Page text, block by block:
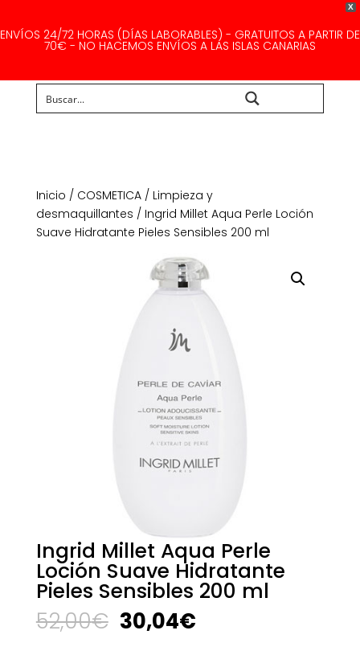
X
ENVÍOS 24/72 HORAS (DÍAS LABORABLES) - GRATUITOS A PARTIR DE
70€ - NO HACEMOS ENVÍOS A LAS ISLAS CANARIAS
Inicio / COSMETICA/ Limpieza y
desmaquillantes / Ingrid Millet Aqua Perle Loción
Suave Hidratante Pieles Sensibles 200 ml
Ingrid Millet Aqua Perle
Loción Suave Hidratante
Pieles Sensibles 200 ml
52,00€ El
precio
30,04€El